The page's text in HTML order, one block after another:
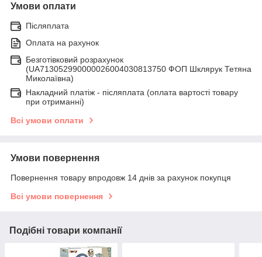
Умови оплати
Післяплата
Оплата на рахунок
Безготівковий розрахунок
(UA713052990000026004030813750 ФОП Шклярук Тетяна
Миколаївна)
Накладний платіж - післяплатa (оплата вартості товару
при отриманні)
Всі умови оплати
Умови повернення
Повернення товару впродовж 14 днів за рахунок покупця
Всі умови повернення
Подібні товари компанії